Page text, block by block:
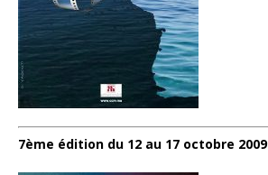
7ème édition du 12 au 17 octobre 2009